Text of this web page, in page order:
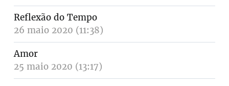
Reflexão do Tempo
26 maio 2020 (11:38)
Amor
25 maio 2020 (13:17)